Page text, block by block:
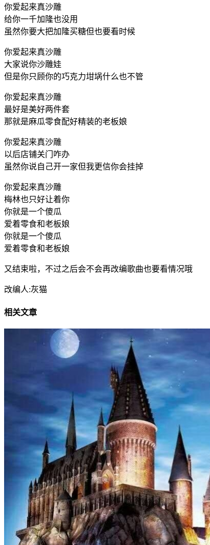
你爱起来真沙雕
给你一千加隆也没用
虽然你要大把加隆买糖但也要看时候
你爱起来真沙雕
大家说你沙雕娃
但是你只顾你的巧克力坩埚什么也不管
你爱起来真沙雕
最好是美好两件套
那就是麻瓜零食配好精装的老板娘
你爱起来真沙雕
以后店铺关门咋办
虽然你说自己开一家但我更信你会挂掉
你爱起来真沙雕
梅林也只好让着你
你就是一个傻瓜
爱着零食和老板娘
你就是一个傻瓜
爱着零食和老板娘
又结束啦，不过之后会不会再改编歌曲也要看情况哦
改编人:灰猫
相关文章